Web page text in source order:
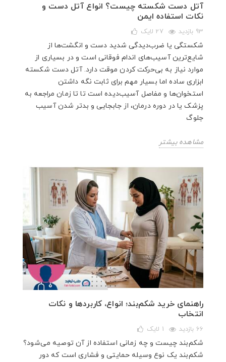
آتل دست شکسته چیست؟ انواع آتل دست و
نکات استفاده ایمن
93 بازدید 27 لایک
شکستگی یا ضرب‌دیدگی شدید دست و انگشت‌ها از
شایع‌ترین آسیب‌های اندام فوقانی است و در بسیاری از
موارد نیاز به بی‌حرکت کردن موقت دارد. آتل دست شکسته
ابزاری ساده اما بسیار مهم برای ثابت نگه داشتن
استخوان‌ها و مفاصل آسیب‌دیده است تا تا زمان مراجعه به
پزشک یا در دوره درمان، از جابجایی و بدتر شدن آسیب
جلوگ
مشاهده بیشتر
راهنمای خرید شکم‌بند؛ انواع، کاربردها و نکات
انتخاب
66 بازدید 1 لایک
شکم‌بند چیست و چه زمانی استفاده از آن توصیه می‌شود؟
شکم‌بند یک نوع وسیله حمایتی و فشاری است که دور